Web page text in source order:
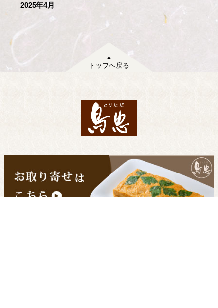
2025年4月
▲
トップへ戻る